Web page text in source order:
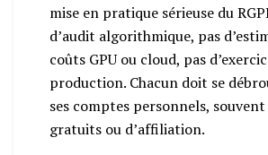
mise en pratique sérieuse du
d’audit algorithmique, pas
coûts GPU ou cloud, pas
production. Chacun doit se
ses comptes personnels,
gratuits ou d’affiliation.